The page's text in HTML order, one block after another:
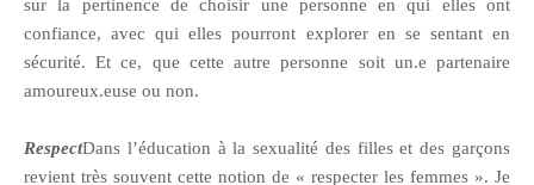
sur la pertinence de choisir une personne en qui elles ont
confiance, avec qui elles pourront explorer en se sentant en
sécurité. Et ce, que cette autre personne soit un.e partenaire
amoureux.euse ou non.
RespectDans l’éducation à la sexualité des filles et des garçons
revient très souvent cette notion de « respecter les femmes ». Je